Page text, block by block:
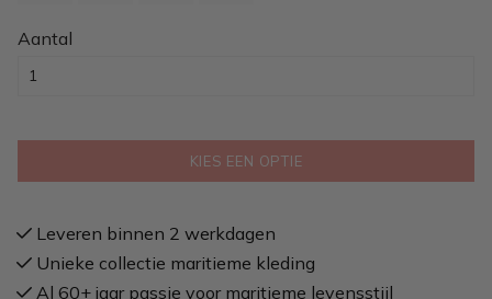
Aantal
KIES EEN OPTIE
Leveren binnen 2 werkdagen
Unieke collectie maritieme kleding
Al 60+ jaar passie voor maritieme levensstijl